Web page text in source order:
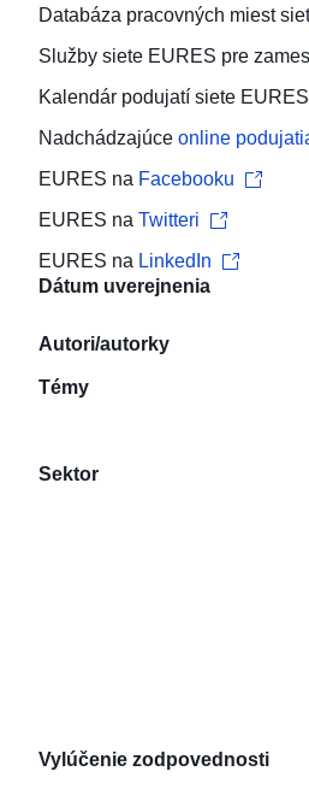
Databáza pracovných miest
Služby siete EURES pre
Kalendár podujatí siete EURES
Nadchádzajúce online
EURES na Facebooku
EURES na Twitteri
EURES na LinkedIn
Dátum uverejnenia
Autori/autorky
Témy
Sektor
Vylúčenie zodpovednosti